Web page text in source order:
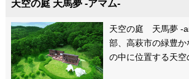
天空の庭 天馬夢 -アマム-
天空の庭 天馬夢 -
部、高萩市の緑豊
の中に位置する天